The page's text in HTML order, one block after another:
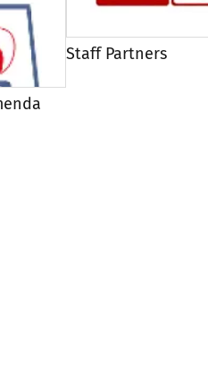
Staff Partners